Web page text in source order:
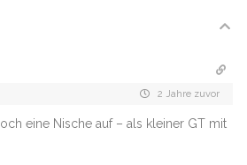
2 Jahre zuvor
eine Nische auf – als kleiner GT mit